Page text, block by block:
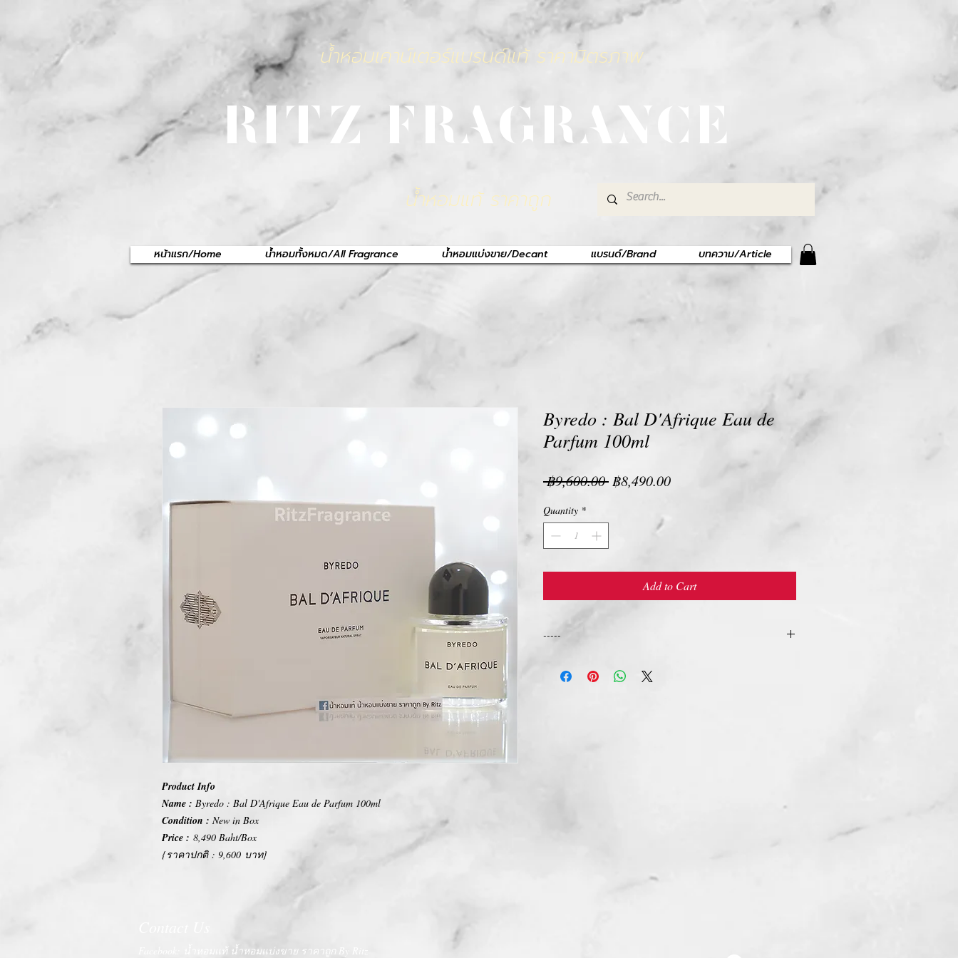
น้ำหอมเคาน์เตอร์แบรนด์แท้ ราคามิตรภาพ
RITZ FRAGRANCE
น้ำหอมแท้ ราคาถูก
หน้าแรก/Home น้ำหอมทั้งหมด/All Fragrance น้ำหอมแบ่งขาย/Decant แบรนด์/Brand บทความ/Article
Product Info
Name : Byredo : Bal D'Afrique Eau de Parfum 100ml
Condition : New in Box
Price : 8,490 Baht/Box
{ราคาปกติ : 9,600 บาท}
Byredo : Bal D'Afrique Eau de
Parfum 100ml
฿9,600.00 Regular
฿8,490.00Sale
Quantity *
Add to Cart
-----
ทางบริษัท ไม่มีนโยบายการรับ เปลี่ยน/คืน สินค้า ทุกรณี
Facebook: น้ำหอมแท้ น้ำหอมแบ่งขาย ราคาถูก By Ritz